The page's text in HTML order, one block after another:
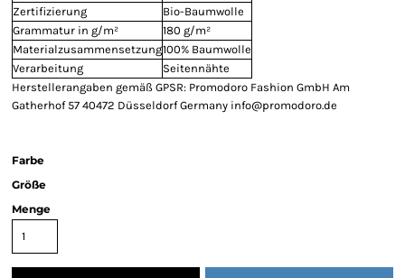
Zertifizierung
Bio-Baumwolle
Grammatur in g/m²
180 g/m²
Materialzusammensetzung100% Baumwolle
Verarbeitung
Seitennähte
Herstellerangaben gemäß GPSR: Promodoro Fashion GmbH Am
Gatherhof 57 40472 Düsseldorf Germany info@promodoro.de
Farbe
Größe
Menge